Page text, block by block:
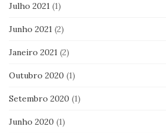
Julho 2021 (1)
Junho 2021 (2)
Janeiro 2021 (2)
Outubro 2020 (1)
Setembro 2020 (1)
Junho 2020 (1)